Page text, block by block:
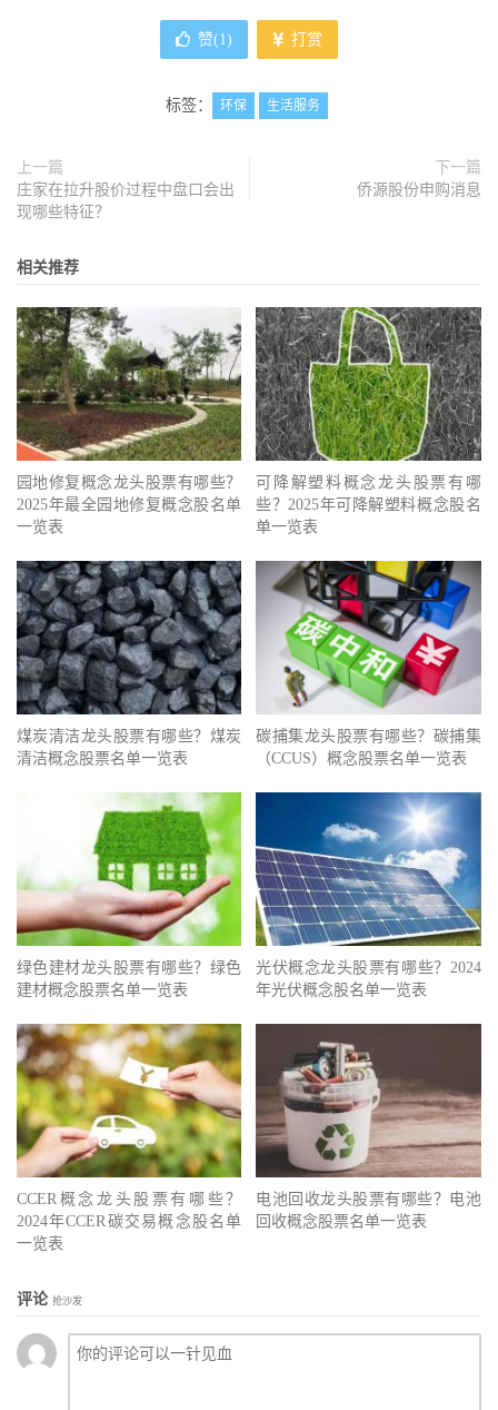
赞(1) 打赏
标签： 环保 生活服务
上一篇
庄家在拉升股价过程中盘口会出
现哪些特征？
下一篇
侨源股份申购消息
相关推荐
园地修复概念龙头股票有哪些？
2025年最全园地修复概念股名单
一览表
可降解塑料概念龙头股票有哪
些？2025年可降解塑料概念股名
单一览表
煤炭清洁龙头股票有哪些？煤炭
清洁概念股票名单一览表
碳捕集龙头股票有哪些？碳捕集
（CCUS）概念股票名单一览表
绿色建材龙头股票有哪些？绿色
建材概念股票名单一览表
光伏概念龙头股票有哪些？2024
年光伏概念股名单一览表
CCER概念龙头股票有哪些？
2024年CCER碳交易概念股名单
一览表
电池回收龙头股票有哪些？电池
回收概念股票名单一览表
评论 抢沙发